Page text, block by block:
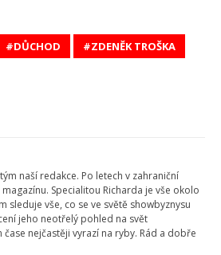
DŮCHOD ZDENĚK TROŠKA
naší redakce. Po letech v zahraniční
Specialitou Richarda je vše okolo
sleduje vše, co se ve světě showbyznysu
jeho neotřelý pohled na svět
čase nejčastěji vyrazí na ryby. Rád a dobře